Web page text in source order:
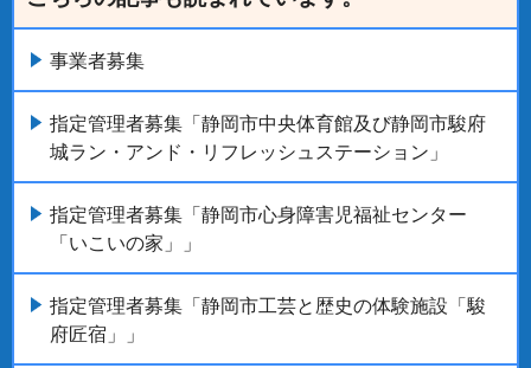
事業者募集
指定管理者募集「静岡市中央体育館及び静岡市駿府
城ラン・アンド・リフレッシュステーション」
指定管理者募集「静岡市心身障害児福祉センター
「いこいの家」」
指定管理者募集「静岡市工芸と歴史の体験施設「駿
府匠宿」」